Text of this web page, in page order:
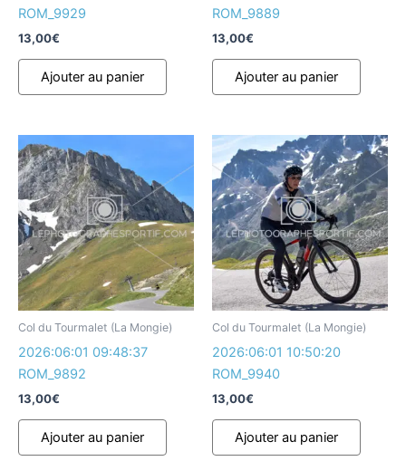
ROM_9929
13,00€
Ajouter au panier
ROM_9889
13,00€
Ajouter au panier
Col du Tourmalet (La Mongie)
2026:06:01 09:48:37
ROM_9892
13,00€
Ajouter au panier
Col du Tourmalet (La Mongie)
2026:06:01 10:50:20
ROM_9940
13,00€
Ajouter au panier